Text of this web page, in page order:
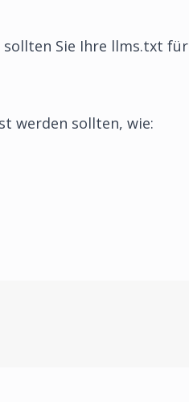
Sie Ihre llms.txt für
werden sollten, wie: